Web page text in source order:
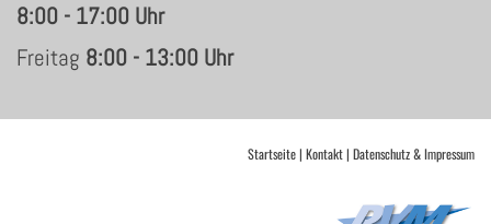
8:00 - 17:00 Uhr
Freitag 8:00 - 13:00 Uhr
Startseite| Kontakt| Datenschutz & Impressum